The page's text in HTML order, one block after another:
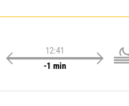
12:41
-1 min